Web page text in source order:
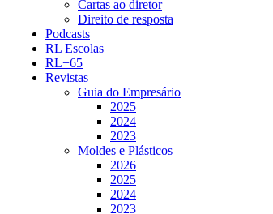
Cartas ao diretor
Direito de resposta
Podcasts
RL Escolas
RL+65
Revistas
Guia do Empresário
2025
2024
2023
Moldes e Plásticos
2026
2025
2024
2023